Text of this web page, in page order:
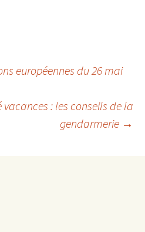
européennes du 26 mai
: les conseils de la
gendarmerie →